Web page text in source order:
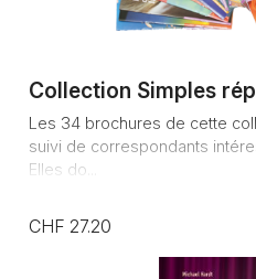
Collection Simples
Les 34 brochures de cette
suivi de correspondants
Elles do...
CHF 27.20